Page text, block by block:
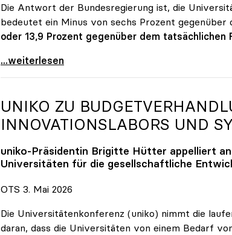
Die Antwort der Bundesregierung ist, die
bedeutet ein Minus von sechs Prozent gegenüber
oder 13,9 Prozent gegenüber dem tatsächlichen
\"Österreich ist für die heimischen Universitäten
...weiterlesen
UNIKO ZU
INNOVATIONSLABORS UND
uniko-Präsidentin Brigitte Hütter appelliert
Universitäten für die gesellschaftliche
OTS 3. Mai 2026
Die Universitätenkonferenz (uniko) nimmt die
daran, dass die Universitäten von einem Bedarf